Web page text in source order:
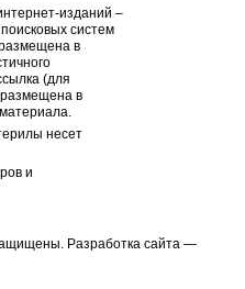
изданий –
систем
в
(для
в
несет
и
Разработка cайта —